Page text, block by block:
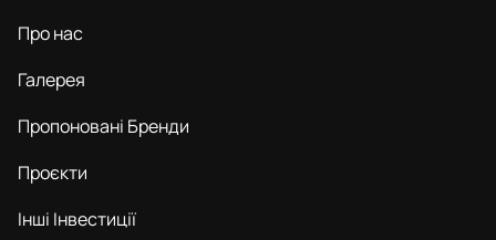
Про нас
Галерея
Пропоновані Бренди
Проєкти
Інші Інвестиції